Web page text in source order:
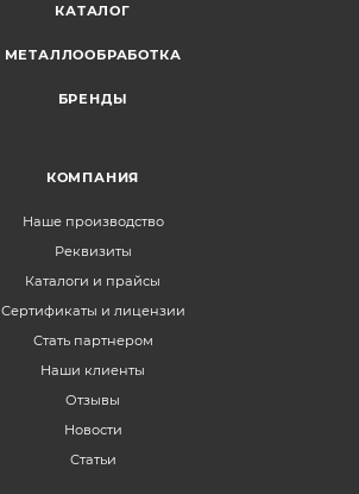
КАТАЛОГ
МЕТАЛЛООБРАБОТКА
БРЕНДЫ
КОМПАНИЯ
Наше производство
Реквизиты
Каталоги и прайсы
Сертификаты и лицензии
Стать партнером
Наши клиенты
Отзывы
Новости
Статьи